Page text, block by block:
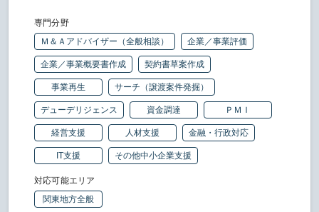
専門分野
Ｍ＆Ａアドバイザー（全般相談）
企業／事業評価
企業／事業概要書作成 契約書草案作成
事業再生 サーチ（譲渡案件発掘）
デューデリジェンス 資金調達 ＰＭＩ
経営支援 人材支援 金融・行政対応
IT支援 その他中小企業支援
対応可能エリア
関東地方全般